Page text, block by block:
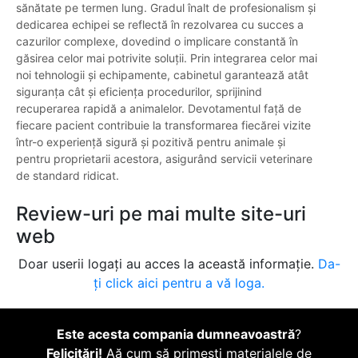
sănătate pe termen lung. Gradul înalt de profesionalism și
dedicarea echipei se reflectă în rezolvarea cu succes a
cazurilor complexe, dovedind o implicare constantă în
găsirea celor mai potrivite soluții. Prin integrarea celor mai
noi tehnologii și echipamente, cabinetul garantează atât
siguranța cât și eficiența procedurilor, sprijinind
recuperarea rapidă a animalelor. Devotamentul față de
fiecare pacient contribuie la transformarea fiecărei vizite
într-o experiență sigură și pozitivă pentru animale și
pentru proprietarii acestora, asigurând servicii veterinare
de standard ridicat.
Review-uri pe mai multe site-uri
web
Doar userii logați au acces la această informație. Da-
ți click aici pentru a vă loga.
Este acesta compania dumneavoastră?
Felicitări! Aă cum să primești materialele de